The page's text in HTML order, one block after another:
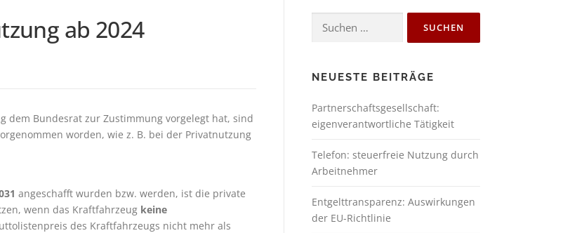
ab 2024
dem Bundesrat zur Zustimmung vorgelegt hat, sind
worden, wie z. B. bei der Privatnutzung
angeschafft wurden bzw. werden, ist die private
wenn das Kraftfahrzeug keine
des Kraftfahrzeugs nicht mehr als
NEUESTE BEITRÄGE
Partnerschaftsgesellschaft:
eigenverantwortliche Tätigkeit
Telefon: steuerfreie Nutzung durch
Arbeitnehmer
Entgelttransparenz: Auswirkungen
der EU-Richtlinie